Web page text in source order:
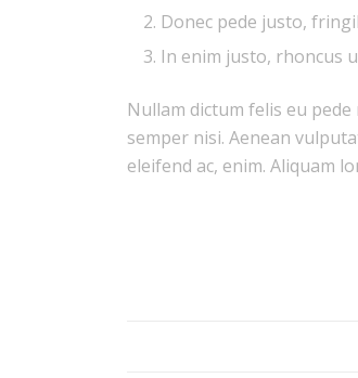
Donec pede justo,
In enim justo, rhoncus
Nullam dictum felis eu
semper nisi. Aenean
eleifend ac, enim. Aliquam